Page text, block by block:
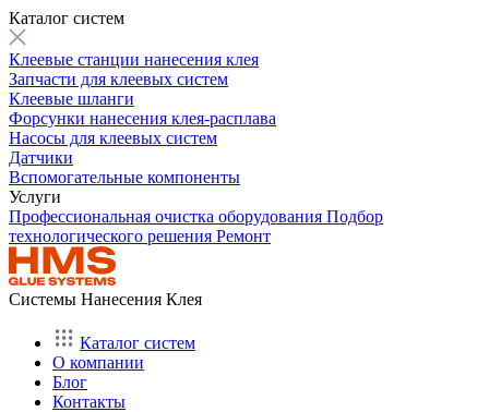
Каталог систем
Клеевые станции нанесения клея
Запчасти для клеевых систем
Клеевые шланги
Форсунки нанесения клея-расплава
Насосы для клеевых систем
Датчики
Вспомогательные компоненты
Услуги
Профессиональная очистка оборудования Подбор
технологического решения Ремонт
Системы Нанесения Клея
Каталог систем
О компании
Блог
Контакты